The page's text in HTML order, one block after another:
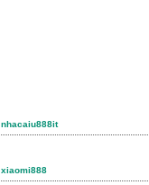
nhacaiu888it
xiaomi888